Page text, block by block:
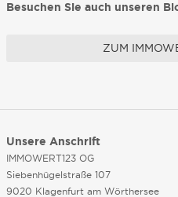
Besuchen Sie auch unseren
ZUM
Unsere Anschrift
IMMOWERT123 OG
Siebenhügelstraße 107
9020 Klagenfurt am Wörthersee